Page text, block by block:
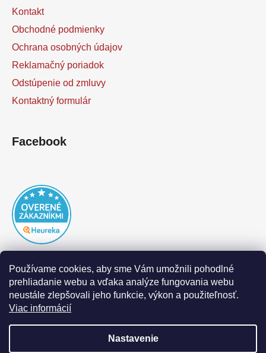
Používame cookies, aby sme Vám umožnili pohodlné
prehliadanie webu a vďaka analýze fungovania webu
neustále zlepšovali jeho funkcie, výkon a použiteľnosť.
Viac informácií
Nastavenie
Kontakt
Obchodné podmienky
Ochrana osobných údajov
Reklamačný poriadok
Odstúpenie od zmluvy
Kontaktný formulár
Facebook